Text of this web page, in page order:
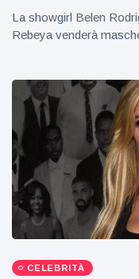
La showgirl Belen
Rebeya venderà
CELEBRITÀ